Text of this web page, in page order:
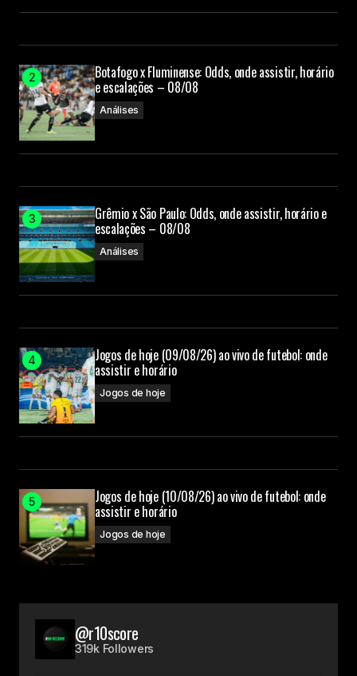
Botafogo x Fluminense: Odds, onde assistir, horário
e escalações – 08/08
Análises
Grêmio x São Paulo: Odds, onde assistir, horário e
escalações – 08/08
Análises
Jogos de hoje (09/08/26) ao vivo de futebol: onde
assistir e horário
Jogos de hoje
Jogos de hoje (10/08/26) ao vivo de futebol: onde
assistir e horário
Jogos de hoje
@r10score
319k Followers